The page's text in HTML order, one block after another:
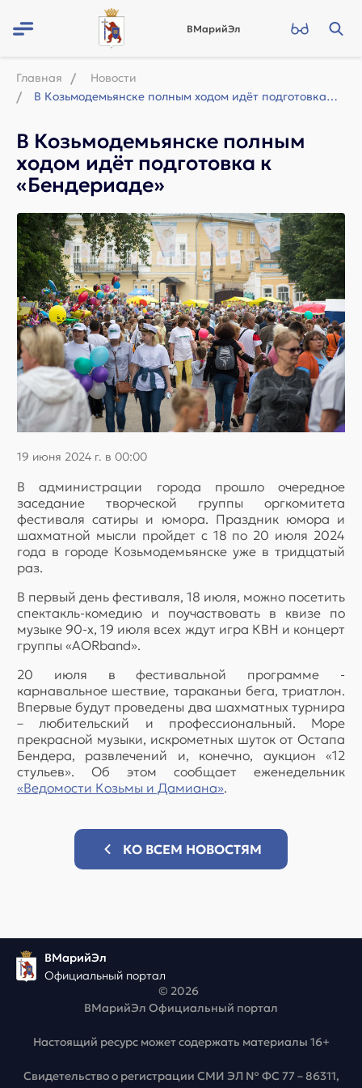
ВМарийЭл
Главная
Новости
В Козьмодемьянске полным ходом идёт подготовка к «Бендериаде»
В Козьмодемьянске полным
ходом идёт подготовка к
«Бендериаде»
19 июня 2024 г. в 00:00
В администрации города прошло очередное
заседание творческой группы оргкомитета
фестиваля сатиры и юмора. Праздник юмора и
шахматной мысли пройдет с 18 по 20 июля 2024
года в городе Козьмодемьянске уже в тридцатый
раз.
В первый день фестиваля, 18 июля, можно посетить
спектакль-комедию и поучаствовать в квизе по
музыке 90-х, 19 июля всех ждут игра КВН и концерт
группы «AORband».
20 июля в фестивальной программе -
карнавальное шествие, тараканьи бега, триатлон.
Впервые будут проведены два шахматных турнира
– любительский и профессиональный. Море
прекрасной музыки, искрометных шуток от Остапа
Бендера, развлечений и, конечно, аукцион «12
стульев». Об этом сообщает еженедельник
«Ведомости Козьмы и Дамиана».
КО ВСЕМ НОВОСТЯМ
ВМарийЭл
Официальный портал
© 2026
ВМарийЭл Официальный портал
Настоящий ресурс может содержать материалы 16+
Свидетельство о регистрации СМИ ЭЛ № ФС 77 – 86311,